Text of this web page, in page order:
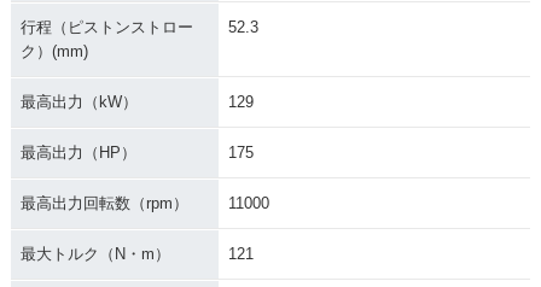
行程（ピストンストロー
ク）(mm)
52.3
最高出力（kW） 129
最高出力（HP） 175
最高出力回転数（rpm） 11000
最大トルク（N・m） 121